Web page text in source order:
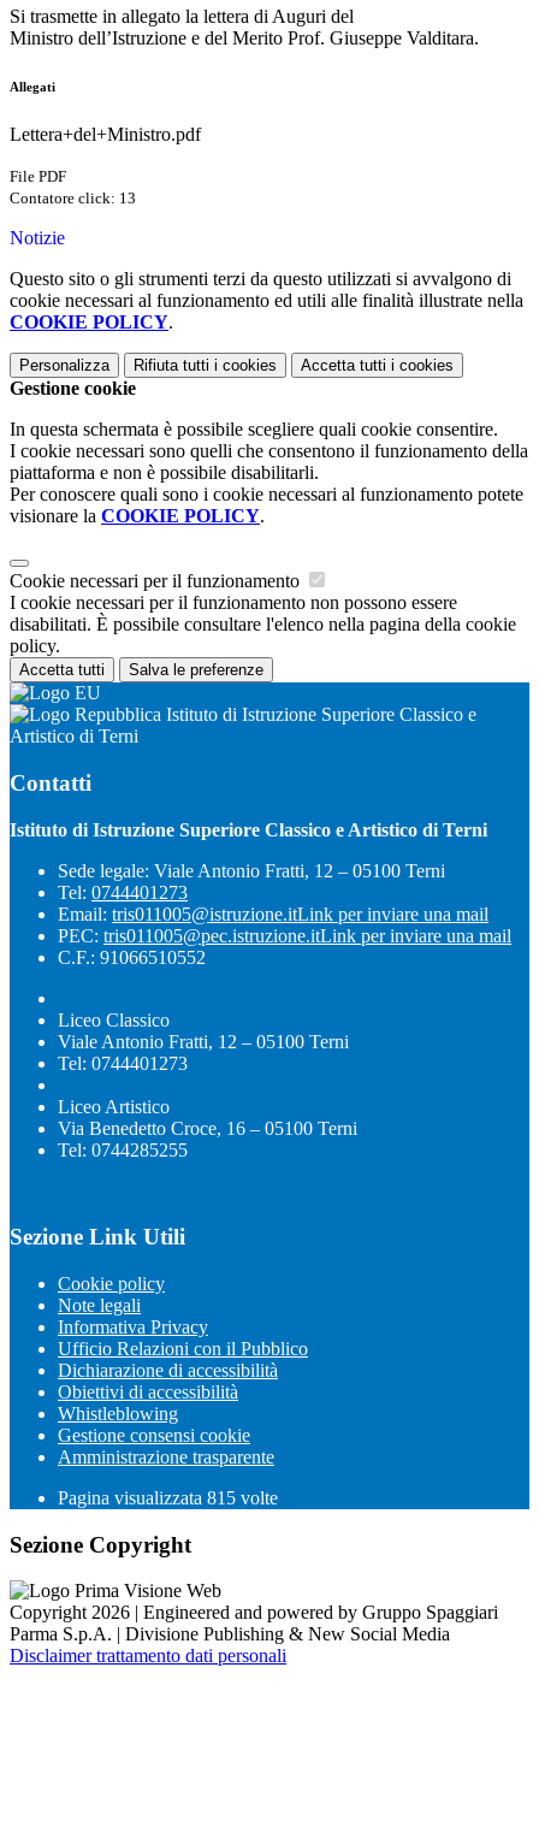
Si trasmette in allegato la lettera di Auguri del
Ministro dell’Istruzione e del Merito Prof. Giuseppe Valditara.
Allegati
Lettera+del+Ministro.pdf
File PDF
Contatore click: 13
Notizie
Questo sito o gli strumenti terzi da questo utilizzati si avvalgono di
cookie necessari al funzionamento ed utili alle finalità illustrate nella
COOKIE POLICY.
Personalizza Rifiuta tutti i cookies Accetta tutti i cookies
Gestione cookie
In questa schermata è possibile scegliere quali cookie consentire.
I cookie necessari sono quelli che consentono il funzionamento della
piattaforma e non è possibile disabilitarli.
Per conoscere quali sono i cookie necessari al funzionamento potete
visionare la COOKIE POLICY.
Cookie necessari per il funzionamento
I cookie necessari per il funzionamento non possono essere
disabilitati. È possibile consultare l'elenco nella pagina della cookie
policy.
Accetta tutti Salva le preferenze
Istituto di Istruzione Superiore Classico e
Artistico di Terni
Contatti
Istituto di Istruzione Superiore Classico e Artistico di Terni
Sede legale: Viale Antonio Fratti, 12 – 05100 Terni
Tel: 0744401273
Email: tris011005@istruzione.itLink per inviare una mail
PEC: tris011005@pec.istruzione.itLink per inviare una mail
C.F.: 91066510552
Liceo Classico
Viale Antonio Fratti, 12 – 05100 Terni
Tel: 0744401273
Liceo Artistico
Via Benedetto Croce, 16 – 05100 Terni
Tel: 0744285255
Sezione Link Utili
Cookie policy
Note legali
Informativa Privacy
Ufficio Relazioni con il Pubblico
Dichiarazione di accessibilità
Obiettivi di accessibilità
Whistleblowing
Gestione consensi cookie
Amministrazione trasparente
Pagina visualizzata 815 volte
Sezione Copyright
Copyright 2026 | Engineered and powered by Gruppo Spaggiari
Parma S.p.A. | Divisione Publishing & New Social Media
Disclaimer trattamento dati personali